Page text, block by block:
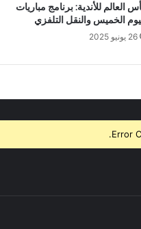
العالم للأندية: برنامج مباريات
الخميس والنقل التلفزي
26 يونيو 2025
Error